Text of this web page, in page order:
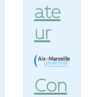
ate
ur
Con